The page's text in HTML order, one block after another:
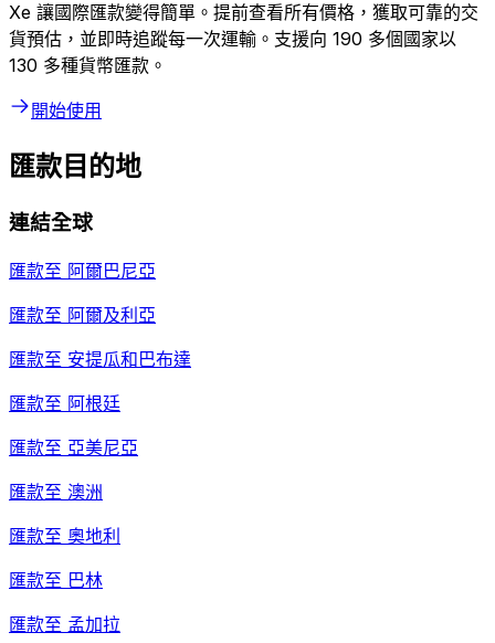
Xe 讓國際匯款變得簡單。提前查看所有價格，獲取可靠的交
貨預估，並即時追蹤每一次運輸。支援向 190 多個國家以
130 多種貨幣匯款。
開始使用
匯款目的地
連結全球
匯款至 阿爾巴尼亞
匯款至 阿爾及利亞
匯款至 安提瓜和巴布達
匯款至 阿根廷
匯款至 亞美尼亞
匯款至 澳洲
匯款至 奧地利
匯款至 巴林
匯款至 孟加拉